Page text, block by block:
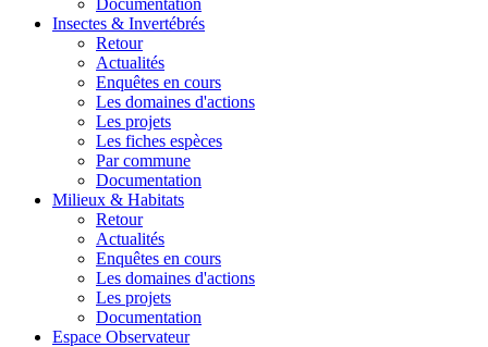
Insectes & Invertébrés
Retour
Actualités
Enquêtes en cours
Les domaines d'actions
Les projets
Les fiches espèces
Par commune
Documentation
Milieux & Habitats
Retour
Actualités
Enquêtes en cours
Les domaines d'actions
Les projets
Documentation
Espace Observateur